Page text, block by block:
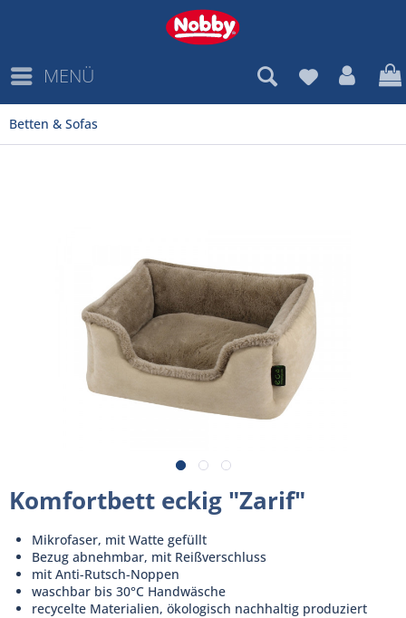
MENÜ
Betten & Sofas
Komfortbett eckig "Zarif"
Mikrofaser, mit Watte gefüllt
Bezug abnehmbar, mit Reißverschluss
mit Anti-Rutsch-Noppen
waschbar bis 30°C Handwäsche
recycelte Materialien, ökologisch nachhaltig produziert